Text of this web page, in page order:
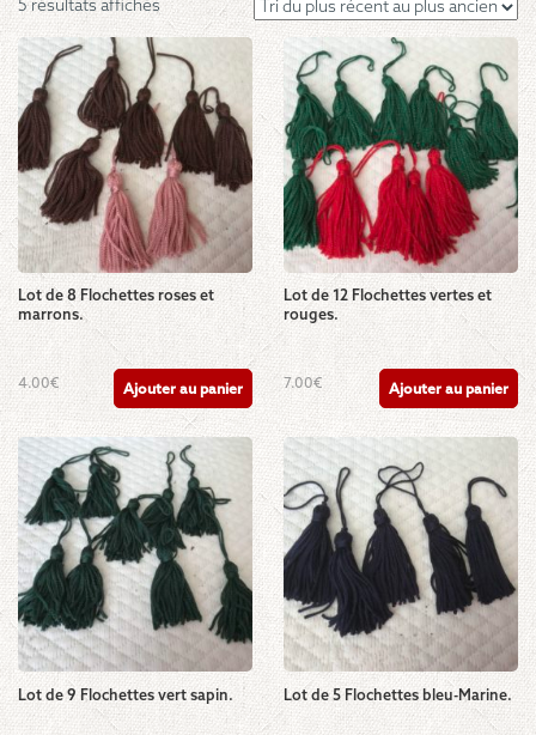
5 résultats affichés Trié
du
plus
récent
au
plus
ancien
Lot de 8 Flochettes roses et
marrons.
4.00€ Ajouter au panier
Lot de 12 Flochettes vertes et
rouges.
7.00€ Ajouter au panier
Lot de 9 Flochettes vert sapin. Lot de 5 Flochettes bleu-Marine.